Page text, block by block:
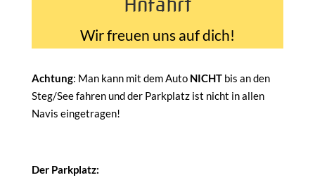
Wir freuen uns auf dich!
Achtung: Man kann mit dem Auto NICHT bis an den
Steg/See fahren und der Parkplatz ist nicht in allen
Navis eingetragen!
Der Parkplatz: